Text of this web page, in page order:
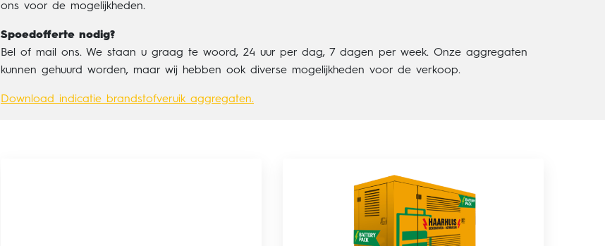
ons voor de mogelijkheden.
Spoedofferte nodig?
Bel of mail ons. We staan u graag te woord, 24 uur per dag, 7 dagen per week. Onze aggregaten
kunnen gehuurd worden, maar wij hebben ook diverse mogelijkheden voor de verkoop.
Download indicatie brandstofveruik aggregaten.